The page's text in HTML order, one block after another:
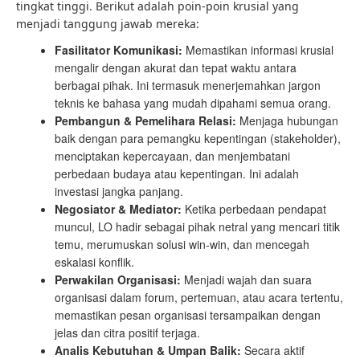
tingkat tinggi. Berikut adalah poin-poin krusial yang
menjadi tanggung jawab mereka:
Fasilitator Komunikasi: Memastikan informasi krusial
mengalir dengan akurat dan tepat waktu antara
berbagai pihak. Ini termasuk menerjemahkan jargon
teknis ke bahasa yang mudah dipahami semua orang.
Pembangun & Pemelihara Relasi: Menjaga hubungan
baik dengan para pemangku kepentingan (stakeholder),
menciptakan kepercayaan, dan menjembatani
perbedaan budaya atau kepentingan. Ini adalah
investasi jangka panjang.
Negosiator & Mediator: Ketika perbedaan pendapat
muncul, LO hadir sebagai pihak netral yang mencari titik
temu, merumuskan solusi win-win, dan mencegah
eskalasi konflik.
Perwakilan Organisasi: Menjadi wajah dan suara
organisasi dalam forum, pertemuan, atau acara tertentu,
memastikan pesan organisasi tersampaikan dengan
jelas dan citra positif terjaga.
Analis Kebutuhan & Umpan Balik: Secara aktif